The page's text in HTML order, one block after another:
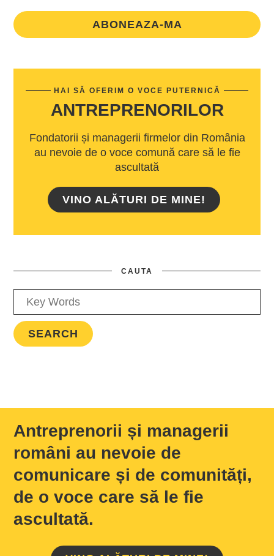
ABONEAZA-MA
HAI SĂ OFERIM O VOCE PUTERNICĂ
ANTREPRENORILOR
Fondatorii și managerii firmelor din România
au nevoie de o voce comună care să le fie
ascultată
VINO ALĂTURI DE MINE!
CAUTA
Antreprenorii și managerii
români au nevoie de
comunicare și de comunități,
de o voce care să le fie
ascultată.